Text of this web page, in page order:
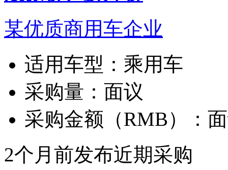
某优质商用车企业
适用车型： 乘用车
采购量： 面议
采购金额（RMB）：
2个月前发布近期采购